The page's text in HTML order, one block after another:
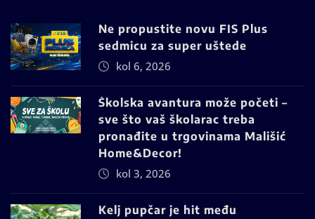
Ne propustite novu FIS Plus
sedmicu za super uštede
kol 6, 2026
Školska avantura može početi –
sve što vaš školarac treba
pronađite u trgovinama Mališić
Home&Decor!
kol 3, 2026
Kelj pupčar je hit među